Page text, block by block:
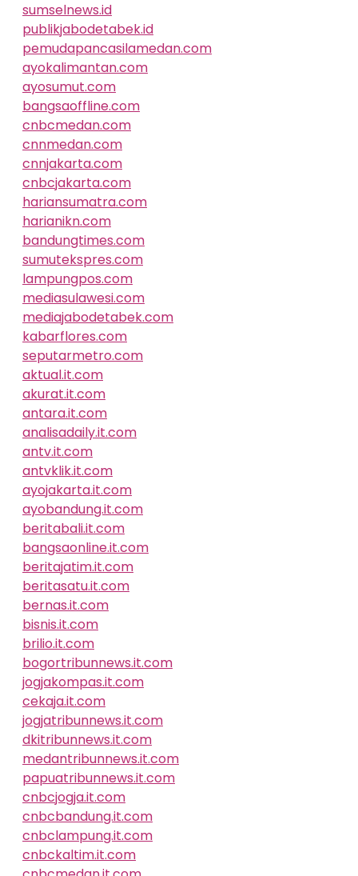
sumselnews.id
publikjabodetabek.id
pemudapancasilamedan.com
ayokalimantan.com
ayosumut.com
bangsaoffline.com
cnbcmedan.com
cnnmedan.com
cnnjakarta.com
cnbcjakarta.com
hariansumatra.com
harianikn.com
bandungtimes.com
sumutekspres.com
lampungpos.com
mediasulawesi.com
mediajabodetabek.com
kabarflores.com
seputarmetro.com
aktual.it.com
akurat.it.com
antara.it.com
analisadaily.it.com
antv.it.com
antvklik.it.com
ayojakarta.it.com
ayobandung.it.com
beritabali.it.com
bangsaonline.it.com
beritajatim.it.com
beritasatu.it.com
bernas.it.com
bisnis.it.com
brilio.it.com
bogortribunnews.it.com
jogjakompas.it.com
cekaja.it.com
jogjatribunnews.it.com
dkitribunnews.it.com
medantribunnews.it.com
papuatribunnews.it.com
cnbcjogja.it.com
cnbcbandung.it.com
cnbclampung.it.com
cnbckaltim.it.com